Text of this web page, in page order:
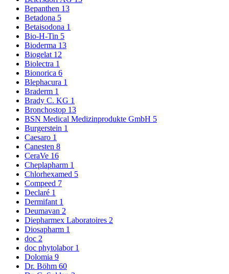
Bepanthen 13
Betadona 5
Betaisodona 1
Bio-H-Tin 5
Bioderma 13
Biogelat 12
Biolectra 1
Bionorica 6
Blephacura 1
Braderm 1
Brady C. KG 1
Bronchostop 13
BSN Medical Medizinprodukte GmbH 5
Burgerstein 1
Caesaro 1
Canesten 8
CeraVe 16
Cheplapharm 1
Chlorhexamed 5
Compeed 7
Declaré 1
Dermifant 1
Deumavan 2
Diepharmex Laboratoires 2
Diosapharm 1
doc 2
doc phytolabor 1
Dolomia 9
Dr. Böhm 60